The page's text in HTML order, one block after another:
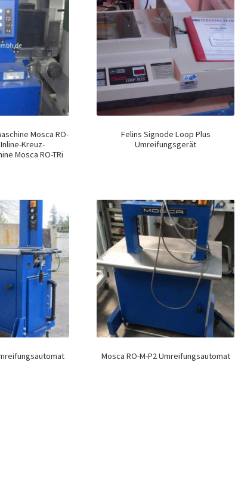
Felins Signode Loop Plus
Umreifungsgerät
Mosca RO-
Kreuz-
Mosca RO-TRi
Mosca RO-M-P2 Umreifungsautomat